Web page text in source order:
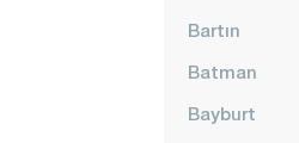
Bartın
Batman
Bayburt